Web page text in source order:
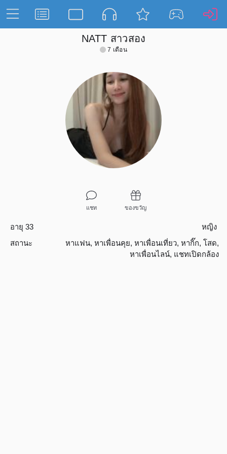
NATT สาวสอง
7 เดือน
แชท ของขวัญ
อายุ 33
หญิง
สถานะ
หาแฟน, หาเพื่อนคุย, หาเพื่อนเที่ยว, หากิ๊ก, โสด,
หาเพื่อนไลน์, แชทเปิดกล้อง